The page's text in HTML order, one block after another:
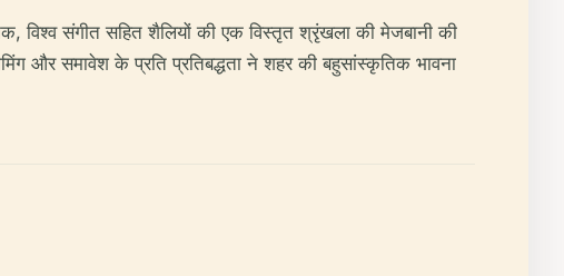
विश्व संगीत सहित शैलियों की एक विस्तृत श्रृंखला की मेजबानी की
और समावेश के प्रति प्रतिबद्धता ने शहर की बहुसांस्कृतिक भावना